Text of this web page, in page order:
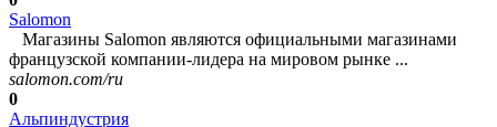
Salomon
Магазины Salomon являются официальными магазинами
французской компании-лидера на мировом рынке ...
salomon.com/ru
0
Альпиндустрия